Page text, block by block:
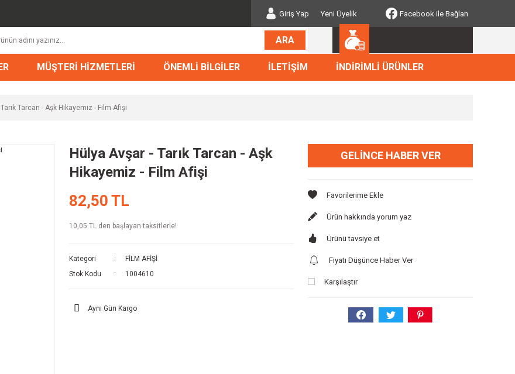
Giriş Yap Yeni Üyelik Facebook ile Bağlan
ARA
MÜŞTERİ HİZMETLERİ ÖNEMLİ BİLGİLER İLETİŞİM İNDİRİMLİ ÜRÜNLER
Tarcan - Aşk Hikayemiz - Film Afişi
Hülya Avşar - Tarık Tarcan - Aşk
Hikayemiz - Film Afişi
82,50 TL
10,05 TL den başlayan taksitlerle!
Kategori
FİLM AFİŞİ
Stok Kodu
1004610
Aynı Gün Kargo
GELINCE HABER VER
Ürün hakkında yorum yaz
Ürünü tavsiye et
Fiyatı Düşünce Haber Ver
Karşılaştır